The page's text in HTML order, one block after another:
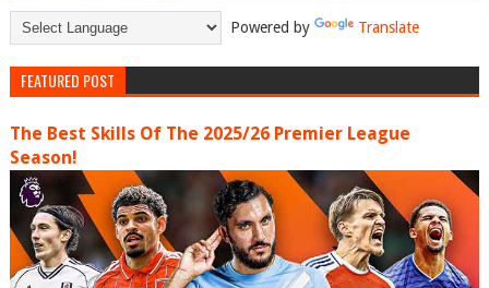
Powered by Translate
FEATURED POST
The Best Skills Of The 2025/26 Premier League
Season!